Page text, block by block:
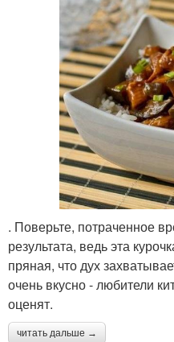
. Поверьте, потраченное
результата, ведь эта
пряная, что дух
очень вкусно - любители
оценят.
читать дальше →